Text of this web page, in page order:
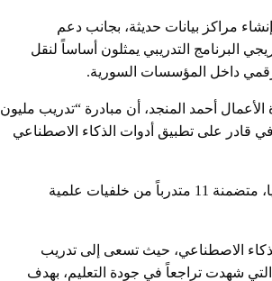
مراكز بيانات حديثة، بجانب دعم
البرنامج التدريبي يمثلون أساساً لنقل
داخل المؤسسات السورية.
أحمد المنجد، أن مبادرة “تدريب مليون
على تطبيق أدوات الذكاء الاصطناعي
وتم خلال الندوة تخريج الدورة الأولى من مدربي الذكاء الاصطناعي في سوريا، متضمنة 11 متدرباً من خلفيات علمية
الاصطناعي، حيث تسعى إلى تدريب
شهدت تراجعاً في جودة التعليم، بهدف